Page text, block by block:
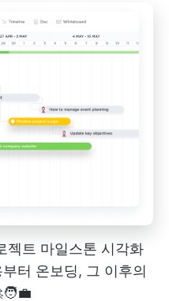
젝트 마일스톤 시각화
부터 온보딩, 그 이후의